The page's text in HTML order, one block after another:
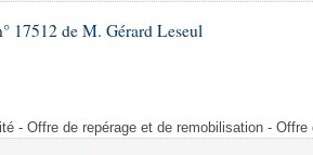
17512 de M. Gérard Leseul
- Offre de repérage et de remobilisation -